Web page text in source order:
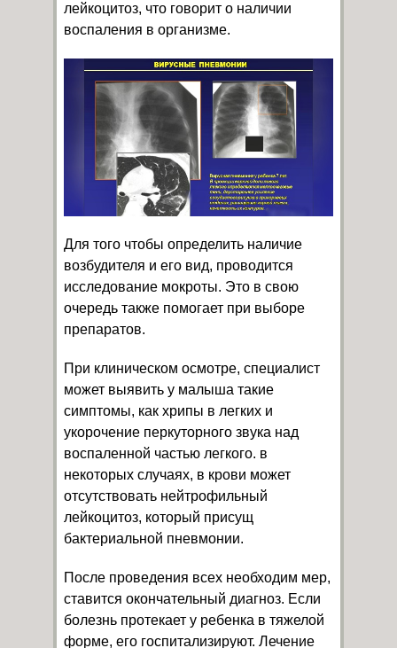
лейкоцитоз, что говорит о наличии
воспаления в организме.
Для того чтобы определить наличие
возбудителя и его вид, проводится
исследование мокроты. Это в свою
очередь также помогает при выборе
препаратов.
При клиническом осмотре, специалист
может выявить у малыша такие
симптомы, как хрипы в легких и
укорочение перкуторного звука над
воспаленной частью легкого. в
некоторых случаях, в крови может
отсутствовать нейтрофильный
лейкоцитоз, который присущ
бактериальной пневмонии.
После проведения всех необходим мер,
ставится окончательный диагноз. Если
болезнь протекает у ребенка в тяжелой
форме, его госпитализируют. Лечение